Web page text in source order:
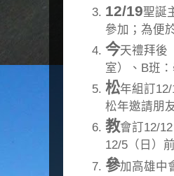
12/19聖誕
參加；為便
今天禮拜後
室）、B班
松年組訂
松年邀請朋
教會訂12/
12/5（日）
參加高雄中